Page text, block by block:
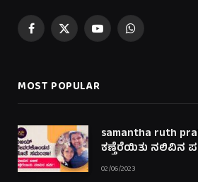
Facebook
X
YouTubeWhatsApp
MOST POPULAR
samantha ruth
ಕಣ್ತೆರೆಯಿತು ನಲಿವಿನ
02/06/2023